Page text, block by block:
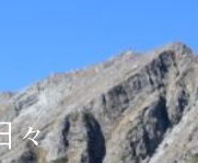
々